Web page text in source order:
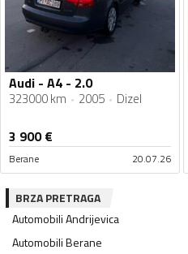
Audi - A4 - 2.0
323000 km 2005 Dizel
3 900€
Berane 20.07.26
BRZA PRETRAGA
AutomobiliAndrijevica
AutomobiliBerane